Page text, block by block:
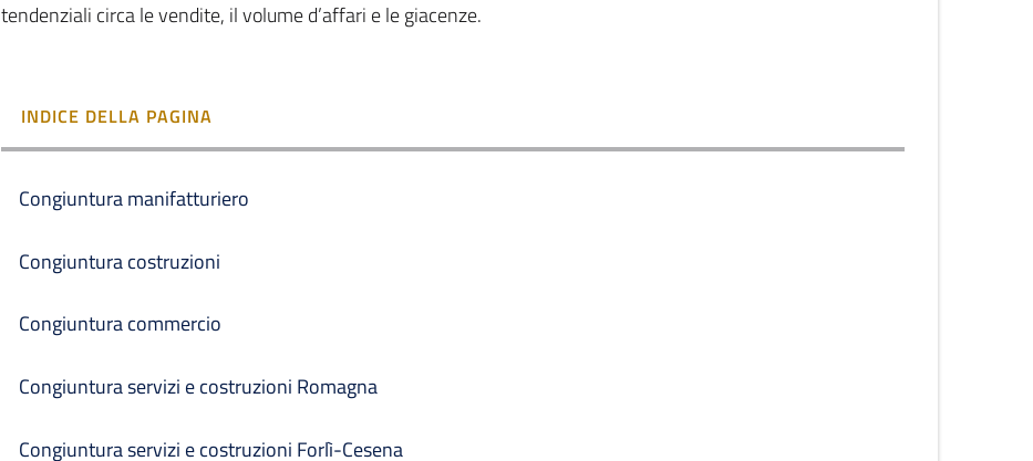
tendenziali circa le vendite, il volume d’affari e le giacenze.
INDICE DELLA PAGINA
Congiuntura manifatturiero
Congiuntura costruzioni
Congiuntura commercio
Congiuntura servizi e costruzioni Romagna
Congiuntura servizi e costruzioni Forlì-Cesena